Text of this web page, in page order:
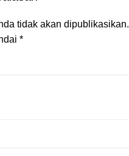
tidak akan dipublikasikan.
*